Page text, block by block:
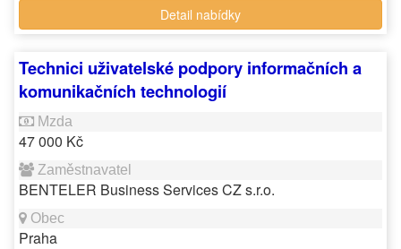
Detail nabídky
Technici uživatelské podpory informačních a
komunikačních technologií
47 000 Kč
BENTELER Business Services CZ s.r.o.
Praha